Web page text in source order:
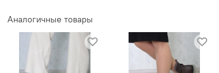
Аналогичные товары